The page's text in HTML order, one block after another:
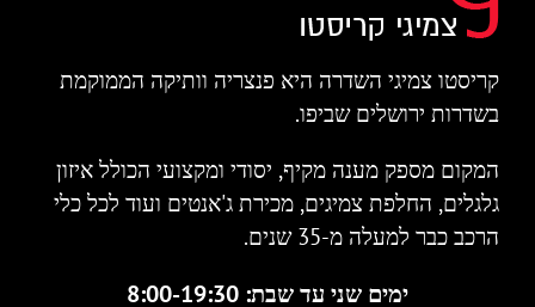
קריסטו צמיגי השדרה היא פנצריה וותיקה הממוקמת
בשדרות ירושלים שביפו.
המקום מספק מענה מקיף, יסודי ומקצועי הכולל איזון
גלגלים, החלפת צמיגים, מכירת ג'אנטים ועוד לכל כלי
הרכב כבר למעלה מ-35 שנים.
ימים שני עד שבת: 8:00-19:30